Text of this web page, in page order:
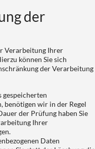
der
Verarbeitung Ihrer
können Sie sich
der Verarbeitung
gespeicherten
benötigen wir in der Regel
der Prüfung haben Sie
Ihrer
Daten